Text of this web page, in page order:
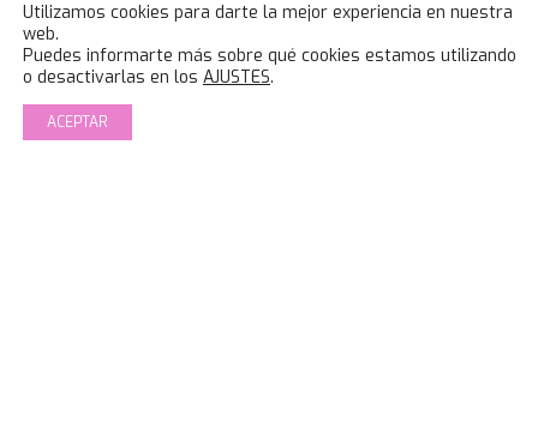
Deporte Mujer
Consulta y lactancia IBCLC
Porteo y SRI ACM
Utilizamos cookies para darte la mejor experiencia en nuestra
web.
Puedes informarte más sobre qué cookies estamos utilizando
o desactivarlas en los AJUSTES.
ACEPTAR